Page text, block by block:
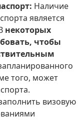
Наличие
является
некоторых
чтобы
того, может
визовую